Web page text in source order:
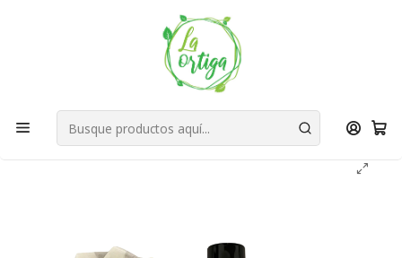
Bienvenid@s a quienes quieren un planeta más verde...
Nuestra Misión
Productos Cuidado Personal
Amor amí Pack Aroma | Perfume Afrodita + labial rojo
mate + jabón regenerador